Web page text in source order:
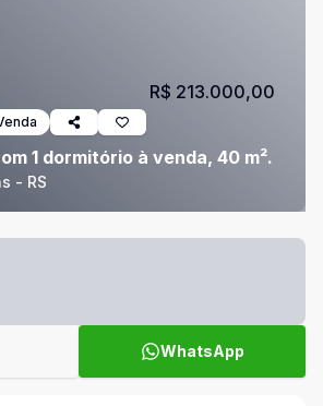
1 dormitório à venda, 40 m².
- RS
R$ 213.000,00
WhatsApp